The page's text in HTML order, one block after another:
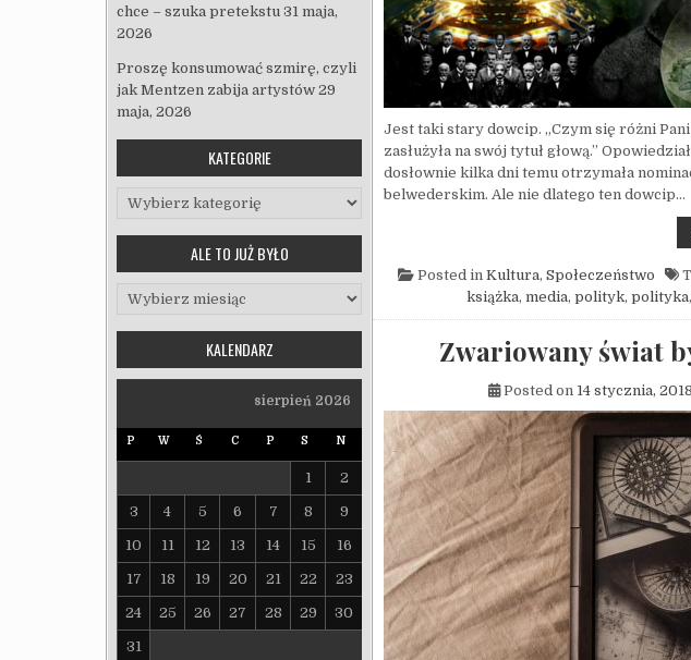
Jest taki stary dowcip. „Czym się różni
zasłużyła na swój tytuł głową.”
dosłownie kilka dni temu otrzymała
belwederskim. Ale nie dlatego ten dowcip…
Posted in Kultura, Społeczeństwo
książka, media, polityk, polityka,
Zwariowany świat
Posted on 14 stycznia, 2018
chce – szuka pretekstu 31 maja,
2026
Proszę konsumować szmirę, czyli
jak Mentzen zabija artystów 29
maja, 2026
KATEGORIE
Kategorie
ALE TO JUŻ BYŁO
Ale to już było
KALENDARZ
sierpień 2026
P W Ś C P S N
1 2
3 4 5 6 7 8 9
10 11 12 13 14 15 16
17 18 19 20 21 22 23
24 25 26 27 28 29 30
31